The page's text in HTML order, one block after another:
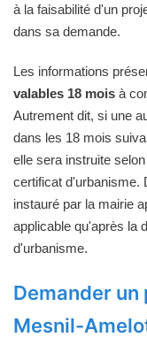
à la faisabilité d'un
dans sa demande.
Les informations
valables 18 mois à
Autrement dit, si une
dans les 18 mois
elle sera instruite
certificat d'urbanisme.
instauré par la mairie
applicable qu'après la
d'urbanisme.
Demander
Mesnil-